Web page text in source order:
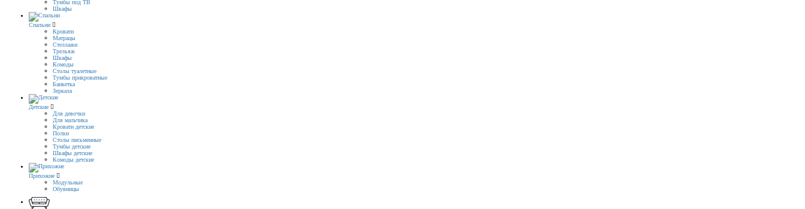
Тумбы под ТВ
Шкафы
Спальни
Кровати
Матрацы
Стеллажи
Трельяж
Шкафы
Комоды
Столы туалетные
Тумбы прикроватные
Банкетка
Зеркала
Детские
Для девочки
Для мальчика
Кровати детские
Полки
Столы письменные
Тумбы детские
Шкафы детские
Комоды детские
Прихожие
Модульные
Обувницы